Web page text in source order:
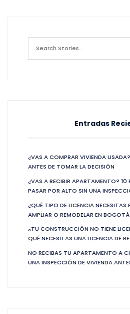
Entradas
¿VAS A COMPRAR VIVIENDA
ANTES DE TOMAR LA DECISIÓN
¿VAS A RECIBIR APARTAMENTO? 10
PASAR POR ALTO SIN UNA
¿QUÉ TIPO DE LICENCIA NECESITAS
AMPLIAR O REMODELAR EN
¿TU CONSTRUCCIÓN NO TIENE
QUÉ NECESITAS UNA LICENCIA DE
NO RECIBAS TU APARTAMENTO A
UNA INSPECCIÓN DE VIVIENDA